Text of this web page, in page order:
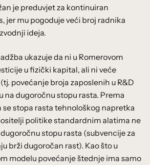
je preduvjet za kontinuiran
jer mu pogoduje veći broj radnika
ideja.
ukazuje da ni u Romerovom
u fizički kapital, ali ni veće
povećanje broja zaposlenih u R&D
na dugoročnu stopu rasta. Prema
se stopa rasta tehnološkog napretka
politike standardnim alatima ne
stopu rasta (subvencije za
brži dugoročan rast). Kao što u
modelu povećanje štednje ima samo